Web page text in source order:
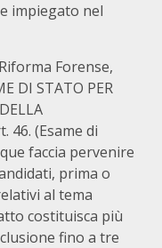
impiegato nel
Forense,
DI STATO PER
46. (Esame di
faccia pervenire
prima o
al tema
costituisca più
fino a tre